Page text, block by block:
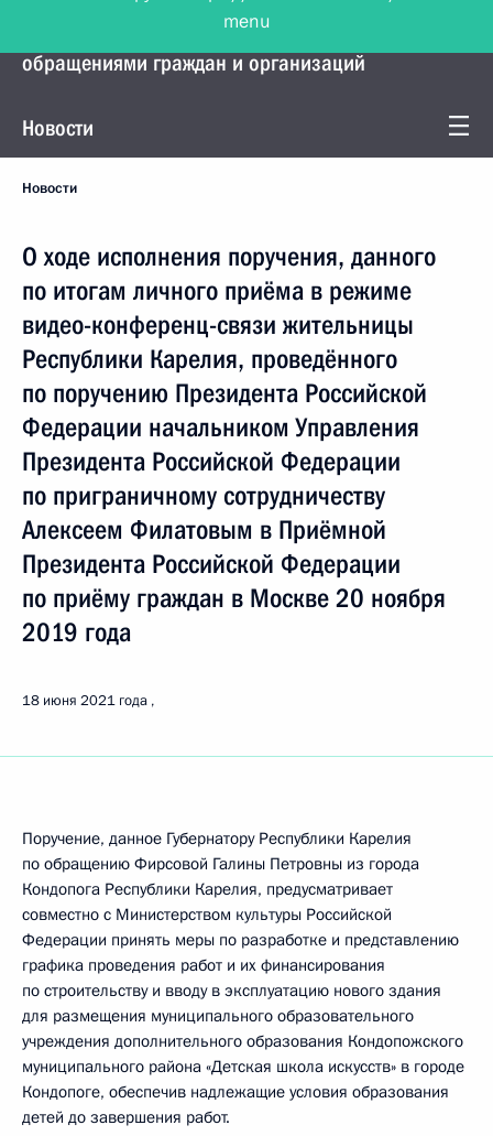
Управление Президента по работе с
обращениями граждан и организаций
Новости
Новости
О ходе исполнения поручения, данного
по итогам личного приёма в режиме
видео-конференц-связи жительницы
Республики Карелия, проведённого
по поручению Президента Российской
Федерации начальником Управления
Президента Российской Федерации
по приграничному сотрудничеству
Алексеем Филатовым в Приёмной
Президента Российской Федерации
по приёму граждан в Москве 20 ноября
2019 года
18 июня 2021 года
Поручение, данное Губернатору Республики Карелия
по обращению Фирсовой Галины Петровны из города
Кондопога Республики Карелия, предусматривает
совместно с Министерством культуры Российской
Федерации принять меры по разработке и представлению
графика проведения работ и их финансирования
по строительству и вводу в эксплуатацию нового здания
для размещения муниципального образовательного
учреждения дополнительного образования Кондопожского
муниципального района «Детская школа искусств» в городе
Кондопоге, обеспечив надлежащие условия образования
детей до завершения работ.